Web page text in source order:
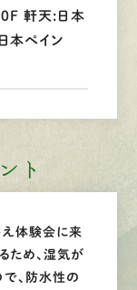
軒天:日本
本ペイン
ト
え体験会に来
ため、湿気が
で、防水性の